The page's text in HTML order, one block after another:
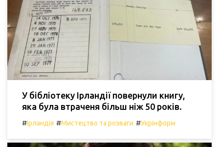
У бібліотеку Ірландії повернули книгу,
яка була втраченя більш ніж 50 років.
#Ірландія #Мистецтво та розваги #Укрінформ